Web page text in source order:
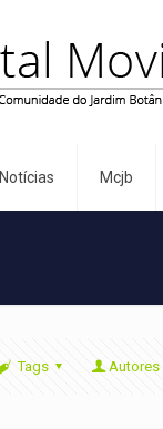
Notícias Mcjb
Tags Autores